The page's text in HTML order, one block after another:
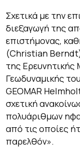
Σχετικά με την
διεξαγωγή της
επιστήμονας,
(Christian
της
Γεωδυναμικής
GEOMAR
σχετική
πολυάριθμων
από τις οποίες
παρελθόν».